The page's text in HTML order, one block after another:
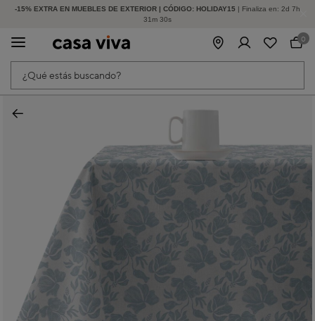
-15% EXTRA EN MUEBLES DE EXTERIOR | CÓDIGO: HOLIDAY15 | Finaliza en: 2d 7h
31m 30s
HASTA -60% DE DESCUENTO | SEGUNDAS REBAJAS
¿Qué estás buscando?
0